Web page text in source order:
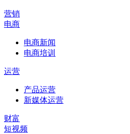
营销
电商
电商新闻
电商培训
运营
产品运营
新媒体运营
财富
短视频